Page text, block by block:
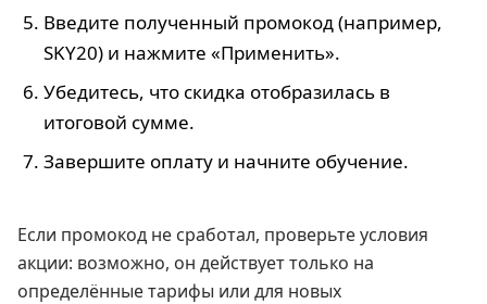
Введите полученный промокод (например,
SKY20) и нажмите «Применить».
Убедитесь, что скидка отобразилась в
итоговой сумме.
Завершите оплату и начните обучение.
Если промокод не сработал, проверьте условия
акции: возможно, он действует только на
определённые тарифы или для новых